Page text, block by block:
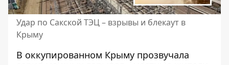
Удар по Сакской ТЭЦ – взрывы и блекаут в
Крыму
В оккупированном Крыму прозвучала